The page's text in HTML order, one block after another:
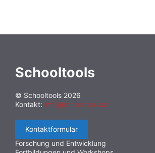
Schooltools
© Schooltools 2026
Kontakt: info@schooltools.at
Kontaktformular
Forschung und Entwicklung